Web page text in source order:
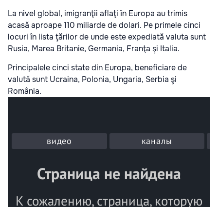
La nivel global, imigranţii aflaţi în Europa au trimis
acasă aproape 110 miliarde de dolari. Pe primele cinci
locuri în lista ţărilor de unde este expediată valuta sunt
Rusia, Marea Britanie, Germania, Franţa şi Italia.
Principalele cinci state din Europa, beneficiare de
valută sunt Ucraina, Polonia, Ungaria, Serbia şi
România.